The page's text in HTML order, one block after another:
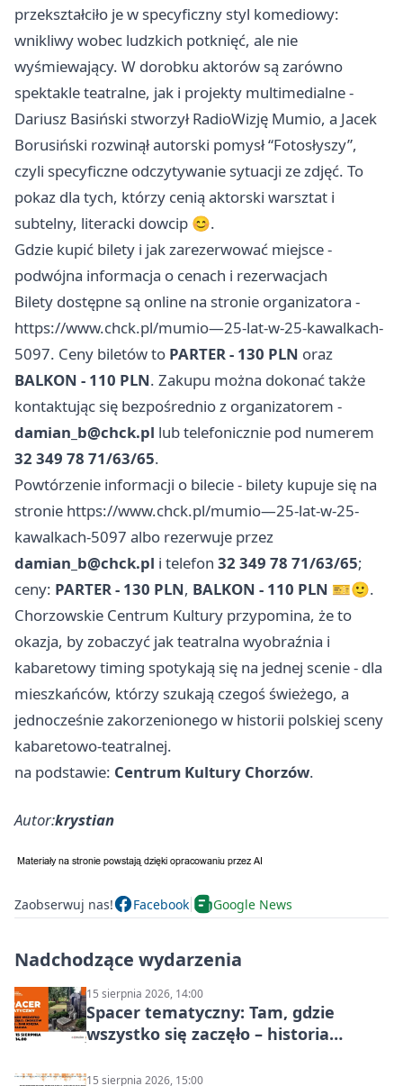
przekształciło je w specyficzny styl komediowy:
wnikliwy wobec ludzkich potknięć, ale nie
wyśmiewający. W dorobku aktorów są zarówno
spektakle teatralne, jak i projekty multimedialne -
Dariusz Basiński stworzył RadioWizję Mumio, a Jacek
Borusiński rozwinął autorski pomysł “Fotosłyszy”,
czyli specyficzne odczytywanie sytuacji ze zdjęć. To
pokaz dla tych, którzy cenią aktorski warsztat i
subtelny, literacki dowcip 😊.
Gdzie kupić bilety i jak zarezerwować miejsce -
podwójna informacja o cenach i rezerwacjach
Bilety dostępne są online na stronie organizatora -
https://www.chck.pl/mumio—25-lat-w-25-kawalkach-
5097. Ceny biletów to PARTER - 130 PLN oraz
BALKON - 110 PLN. Zakupu można dokonać także
kontaktując się bezpośrednio z organizatorem -
damian_b@chck.pl lub telefonicznie pod numerem
32 349 78 71/63/65.
Powtórzenie informacji o bilecie - bilety kupuje się na
stronie https://www.chck.pl/mumio—25-lat-w-25-
kawalkach-5097 albo rezerwuje przez
damian_b@chck.pl i telefon 32 349 78 71/63/65;
ceny: PARTER - 130 PLN, BALKON - 110 PLN 🎫🙂.
Chorzowskie Centrum Kultury przypomina, że to
okazja, by zobaczyć jak teatralna wyobraźnia i
kabaretowy timing spotykają się na jednej scenie - dla
mieszkańców, którzy szukają czegoś świeżego, a
jednocześnie zakorzenionego w historii polskiej sceny
kabaretowo-teatralnej.
na podstawie: Centrum Kultury Chorzów.
Autor:krystian
Zaobserwuj nas! Facebook Google News
Nadchodzące wydarzenia
15 sierpnia 2026, 14:00
Spacer tematyczny: Tam, gdzie
wszystko się zaczęło – historia
15 sierpnia 2026, 15:00